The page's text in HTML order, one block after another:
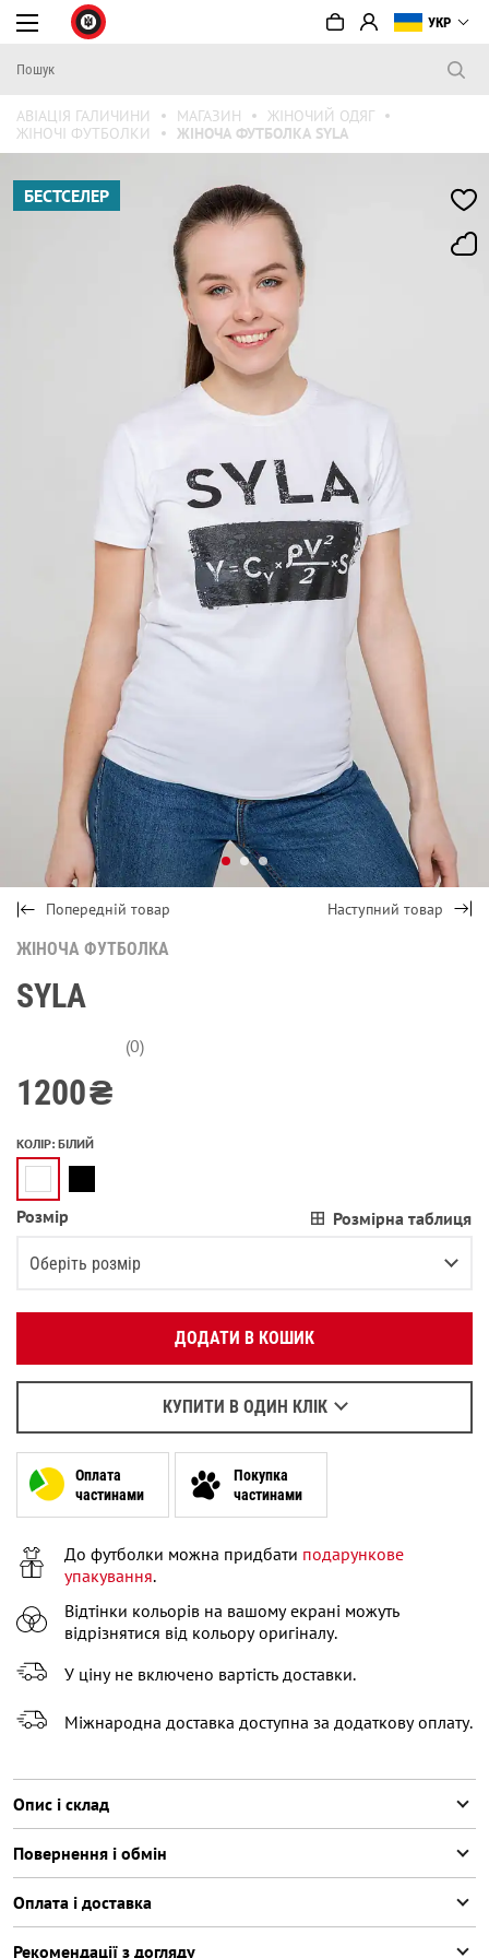
УКР
АВІАЦІЯ ГАЛИЧИНИ МАГАЗИН
ЖІНОЧИЙ ОДЯГ
ЖІНОЧІ ФУТБОЛКИ
ЖІНОЧА ФУТБОЛКА SYLA
БЕСТСЕЛЕР
Попередній товар Наступний товар
ЖІНОЧА ФУТБОЛКА
SYLA
(0)
1200₴
КОЛІР: БІЛИЙ
Розмір Розмірна таблиця
Оберіть розмір
XS
L
XL
XXL
XXXL Залишилося
ДОДАТИ В КОШИК
КУПИТИ В ОДИН КЛІК
Вкажіть ваш номер телефону:
OK
Написати у WhatsApp
Оплата
частинами
Покупка
частинами
До футболки можна придбати подарункове
упакування.
Відтінки кольорів на вашому екрані можуть
відрізнятися від кольору оригіналу.
У ціну не включено вартість доставки.
Міжнародна доставка доступна за додаткову оплату.
Опис і склад
Повернення і обмін
Оплата і доставка
Рекомендації з догляду